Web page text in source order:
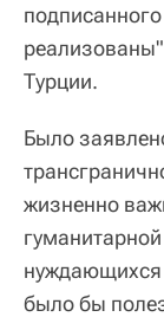
Турции.
Было
жизненно
нуждающихся
было бы